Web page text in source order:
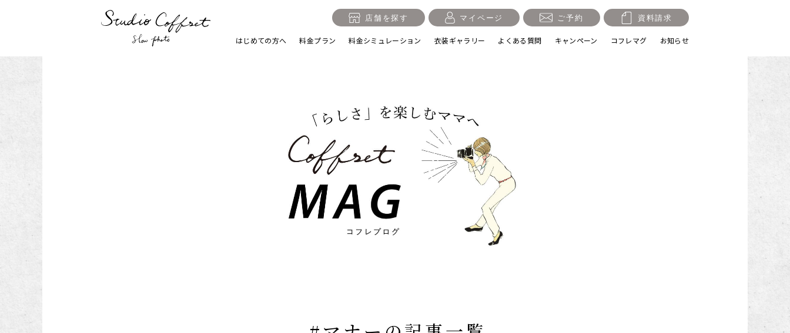
店舗を探す マイページ ご予約 資料請求
はじめての方へ 料金プラン
入学・卒業記念 1/2成人式・十歳の祝い
誕生日 100日祝い・お食い初め
料金シミュレーション 衣装ギャラリー よくある質問 キャンペーン コフレマグ お知らせ